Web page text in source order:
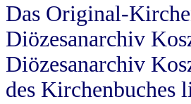
Das Original-
Diözesanarchiv
Diözesanarchiv
des Kirchenbuches